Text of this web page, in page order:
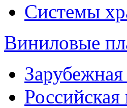
Системы
Виниловые